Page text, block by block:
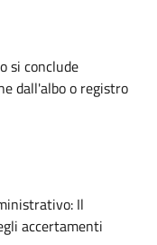
si conclude
dall'albo o registro
Il
accertamenti